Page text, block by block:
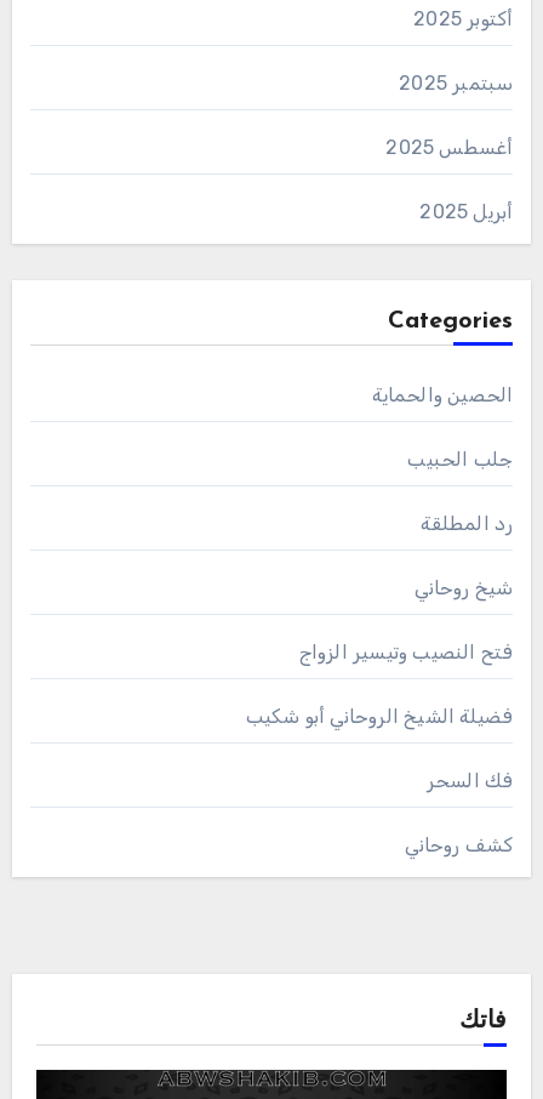
أكتوبر 2025
سبتمبر 2025
أغسطس 2025
أبريل 2025
Categories
الحصين والحماية
جلب الحبيب
رد المطلقة
شيخ روحاني
فتح النصيب وتيسير الزواج
فضيلة الشيخ الروحاني أبو شكيب
فك السحر
كشف روحاني
فاتك